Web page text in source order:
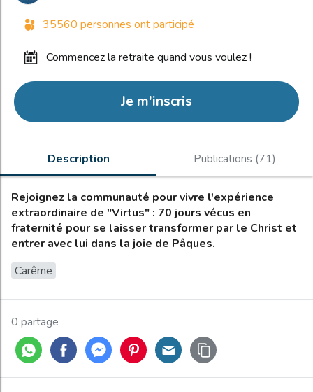
35560 personnes ont participé
commencez la retraite quand vous voulez !
Je m'inscris
Description Publications (71)
Rejoignez la communauté pour vivre l'expérience
extraordinaire de "Virtus" : 70 jours vécus en
fraternité pour se laisser transformer par le Christ et
entrer avec lui dans la joie de Pâques.
Carême
0 partage